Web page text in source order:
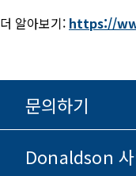
더 알아보기: https://
문의하기
Donaldson